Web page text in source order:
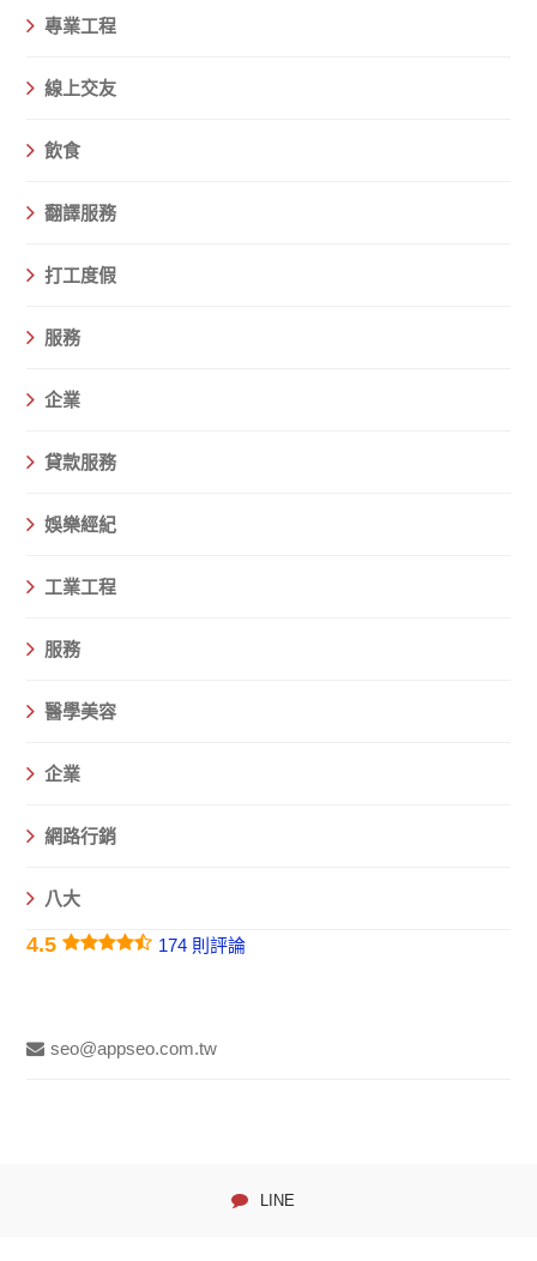
專業工程
線上交友
飲食
翻譯服務
打工度假
服務
企業
貸款服務
娛樂經紀
工業工程
服務
醫學美容
企業
網路行銷
八大
4.5 174 則評論
seo@appseo.com.tw
LINE